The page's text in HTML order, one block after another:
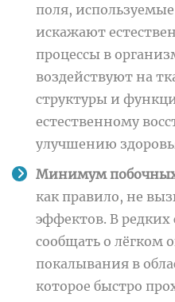
поля,
искажают
процессы в
воздействуют на
структуры и
естественному
улучшению
Минимум
как правило, не
эффектов. В редких
сообщать о лёгком
покалывания в
которое быстро